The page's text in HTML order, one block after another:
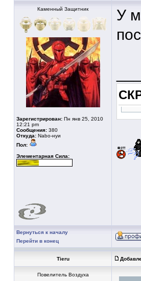
Каменный Защитник
Зарегистрирован: Пн янв 25, 2010
12:21 pm
Сообщения: 380
Откуда: Nabo-нуи
Пол:
Элементарная Сила:
У
Вернуться к началу
Перейти в конец
Tieru
Повелитель Воздуха